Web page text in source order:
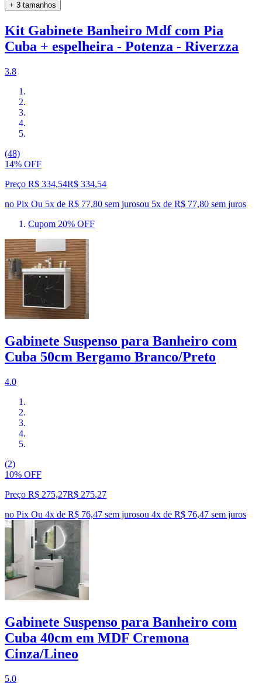
+ 3 tamanhos
Kit Gabinete Banheiro Mdf com Pia
Cuba + espelheira - Potenza - Riverzza
3.8
(48)
14% OFF
Preço R$ 334,54R$ 334,54
no Pix Ou 5x de R$ 77,80 sem jurosou 5x de R$ 77,80 sem juros
Cupom 20% OFF
Gabinete Suspenso para Banheiro com
Cuba 50cm Bergamo Branco/Preto
4.0
(2)
10% OFF
Preço R$ 275,27R$ 275,27
no Pix Ou 4x de R$ 76,47 sem jurosou 4x de R$ 76,47 sem juros
Gabinete Suspenso para Banheiro com
Cuba 40cm em MDF Cremona
Cinza/Lineo
5.0